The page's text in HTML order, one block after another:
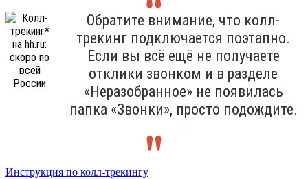
Обратите внимание, что колл-
трекинг подключается поэтапно.
Если вы всё ещё не получаете
отклики звонком и в разделе
«Неразобранное» не появилась
папка «Звонки», просто подождите.
.
Инструкция по колл-трекингу